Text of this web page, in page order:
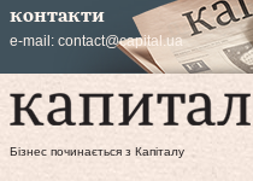
контакти
e-mail: contact@capital.ua
Бізнес починається з Капіталу